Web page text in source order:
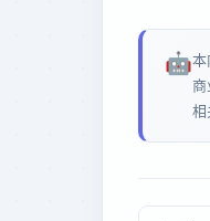
🤖本
商
相